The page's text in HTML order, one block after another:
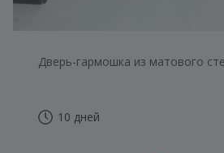
Дверь-гармошка из матового
10 дней